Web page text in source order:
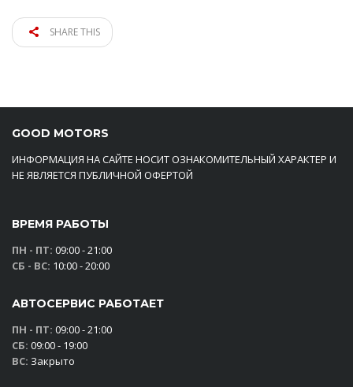
SHARE THIS
GOOD MOTORS
ИНФОРМАЦИЯ НА САЙТЕ НОСИТ ОЗНАКОМИТЕЛЬНЫЙ ХАРАКТЕР И
НЕ ЯВЛЯЕТСЯ ПУБЛИЧНОЙ ОФЕРТОЙ
ВРЕМЯ РАБОТЫ
ПН - ПТ: 09:00 - 21:00
СБ - ВС: 10:00 - 20:00
АВТОСЕРВИС РАБОТАЕТ
ПН - ПТ: 09:00 - 21:00
СБ: 09:00 - 19:00
ВС: Закрыто